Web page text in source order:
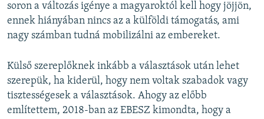
soron a változás igénye a magyaroktól kell hogy jöjjön,
ennek hiányában nincs az a külföldi támogatás, ami
nagy számban tudná mobilizálni az embereket.
Külső szereplőknek inkább a választások után lehet
szerepük, ha kiderül, hogy nem voltak szabadok vagy
tisztességesek a választások. Ahogy az előbb
említettem, 2018-ban az EBESZ kimondta, hogy a